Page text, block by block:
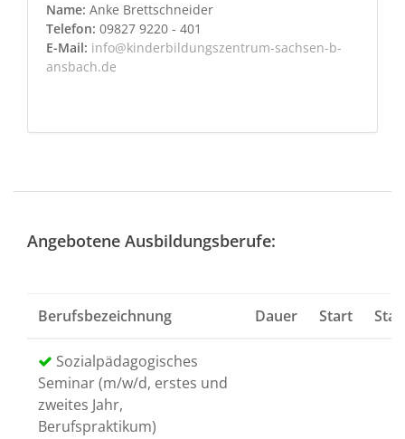
Name: Anke Brettschneider
Telefon: 09827 9220 - 401
E-Mail: info@kinderbildungszentrum-sachsen-b-
ansbach.de
Angebotene Ausbildungsberufe:
Berufsbezeichnung Dauer Start
Sozialpädagogisches
Seminar (m/w/d, erstes und
zweites Jahr,
Berufspraktikum)